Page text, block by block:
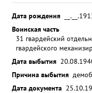
Дата рождения
Воинская часть
31 гвардейский
гвардейского
Дата выбытия
Причина выбытия
Дата документа